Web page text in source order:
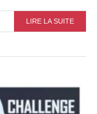
LIRE LA SUITE